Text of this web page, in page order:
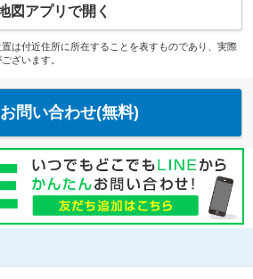
図アプリで開く
は付近住所に所在することを表すものであり、実際
ざいます。
お問い合わせ(無料)